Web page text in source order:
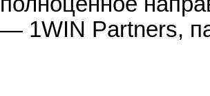
— 1WIN Partners,